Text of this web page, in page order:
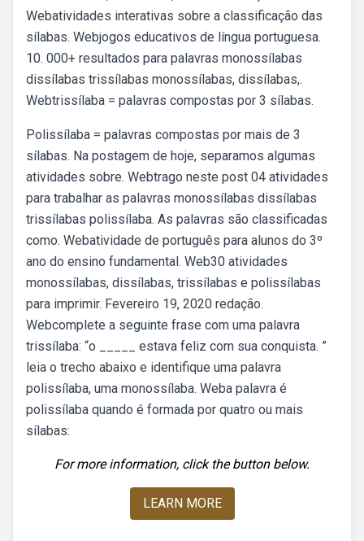
Webatividades interativas sobre a classificação das
sílabas. Webjogos educativos de língua portuguesa.
10. 000+ resultados para palavras monossílabas
dissílabas trissílabas monossílabas, dissílabas,.
Webtrissílaba = palavras compostas por 3 sílabas.
Polissílaba = palavras compostas por mais de 3
sílabas. Na postagem de hoje, separamos algumas
atividades sobre. Webtrago neste post 04 atividades
para trabalhar as palavras monossílabas dissílabas
trissílabas polissílaba. As palavras são classificadas
como. Webatividade de português para alunos do 3º
ano do ensino fundamental. Web30 atividades
monossílabas, dissílabas, trissílabas e polissílabas
para imprimir. Fevereiro 19, 2020 redação.
Webcomplete a seguinte frase com uma palavra
trissílaba: “o _____ estava feliz com sua conquista. ”
leia o trecho abaixo e identifique uma palavra
polissílaba, uma monossílaba. Weba palavra é
polissílaba quando é formada por quatro ou mais
sílabas:
For more information, click the button below.
LEARN MORE